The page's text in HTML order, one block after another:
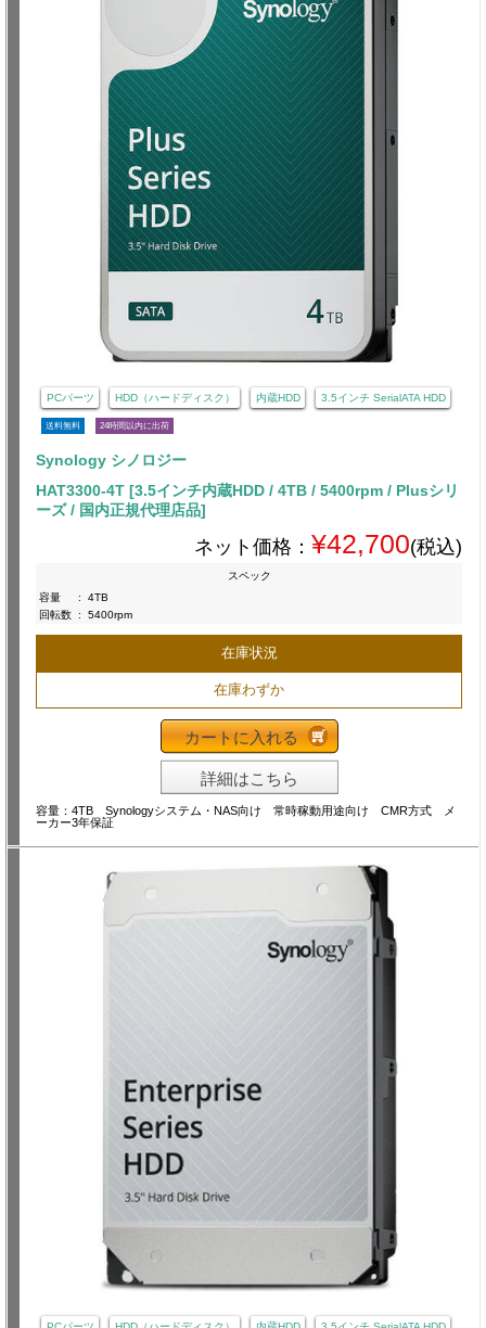
PCパーツ HDD（ハードディスク） 内蔵HDD 3.5インチ SerialATA HDD
送料無料 24時間以内に出荷
Synology シノロジー
HAT3300-4T [3.5インチ内蔵HDD / 4TB / 5400rpm / Plusシリ
ーズ / 国内正規代理店品]
ネット価格： ¥42,700(税込)
スペック
容量
:
4TB
回転数 : 5400rpm
在庫状況
在庫わずか
カートに入れる
詳細はこちら
容量：4TB Synologyシステム・NAS向け 常時稼動用途向け CMR方式 メ
ーカー3年保証